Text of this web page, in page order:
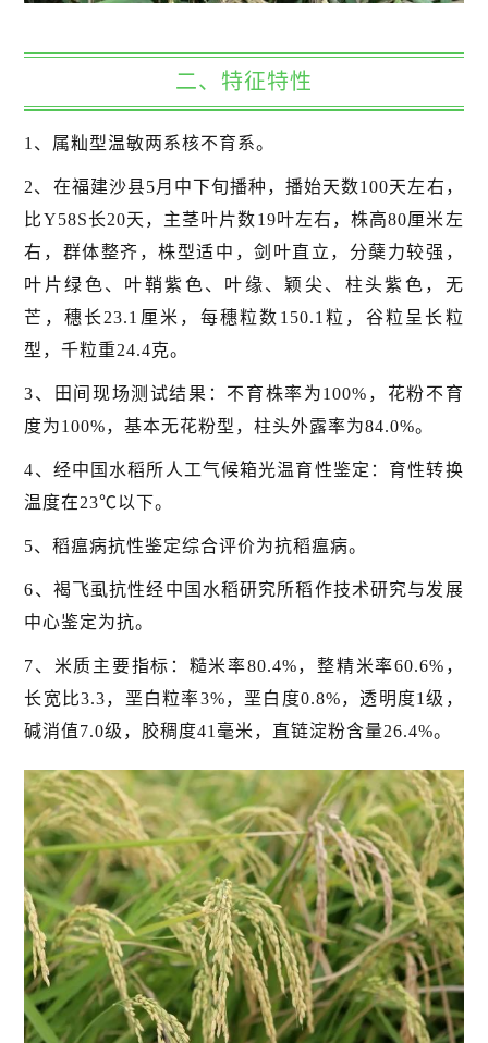
二、特征特性
1、属籼型温敏两系核不育系。
2、在福建沙县5月中下旬播种，播始天数100天左右，
比Y58S长20天，主茎叶片数19叶左右，株高80厘米左
右，群体整齐，株型适中，剑叶直立，分蘖力较强，
叶片绿色、叶鞘紫色、叶缘、颖尖、柱头紫色，无
芒，穗长23.1厘米，每穗粒数150.1粒，谷粒呈长粒
型，千粒重24.4克。
3、田间现场测试结果：不育株率为100%，花粉不育
度为100%，基本无花粉型，柱头外露率为84.0%。
4、经中国水稻所人工气候箱光温育性鉴定：育性转换
温度在23℃以下。
5、稻瘟病抗性鉴定综合评价为抗稻瘟病。
6、褐飞虱抗性经中国水稻研究所稻作技术研究与发展
中心鉴定为抗。
7、米质主要指标：糙米率80.4%，整精米率60.6%，
长宽比3.3，垩白粒率3%，垩白度0.8%，透明度1级，
碱消值7.0级，胶稠度41毫米，直链淀粉含量26.4%。